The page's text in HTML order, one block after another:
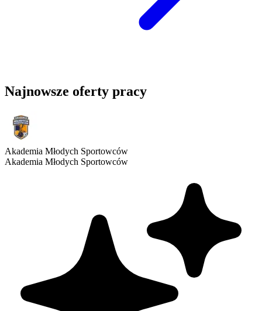
Najnowsze oferty pracy
Akademia Młodych Sportowców
Akademia Młodych Sportowców